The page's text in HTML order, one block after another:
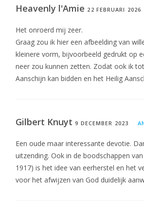
Heavenly l'Amie 22 FEBRUARI 2026
Het onroerd mij zeer.
Graag zou ik hier een afbeelding van
kleinere vorm, bijvoorbeeld gedrukt op
neer zou kunnen zetten. Zodat ook ik
Aanschijn kan bidden en het Heilig
Gilbert Knuyt9 DECEMBER 2023
Een oude maar interessante devotie.
uitzending. Ook in de boodschappen
1917) is het idee van eerherstel en het
voor het afwijzen van God duidelijk